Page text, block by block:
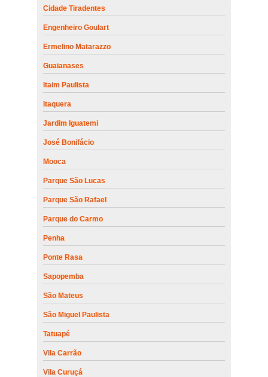
Cidade Tiradentes
Engenheiro Goulart
Ermelino Matarazzo
Guaianases
Itaim Paulista
Itaquera
Jardim Iguatemi
José Bonifácio
Mooca
Parque São Lucas
Parque São Rafael
Parque do Carmo
Penha
Ponte Rasa
Sapopemba
São Mateus
São Miguel Paulista
Tatuapé
Vila Carrão
Vila Curuçá